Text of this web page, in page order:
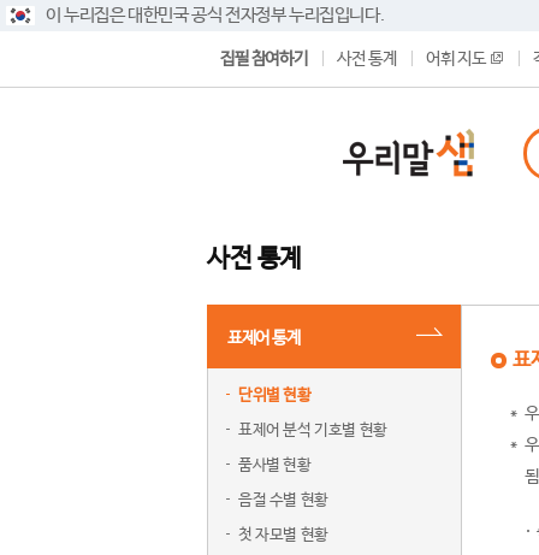
이 누리집은 대한민국 공식 전자정부 누리집입니다.
집필 참여하기 사전 통계 어휘 지도
사전 통계
표제어 통계
단위별 현황
표제어 분석 기호별 현황
품사별 현황
음절 수별 현황
첫 자모별 현황
표